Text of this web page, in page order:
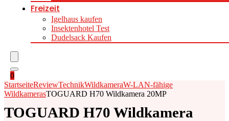
Freizeit
Igelhaus kaufen
Insektenhotel Test
Dudelsack Kaufen
0
StartseiteReviewTechnikWildkameraW-LAN-fähige
WildkamerasTOGUARD H70 Wildkamera 20MP
TOGUARD H70 Wildkamera